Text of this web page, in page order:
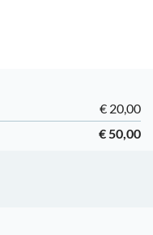
€ 20,00
€ 50,00